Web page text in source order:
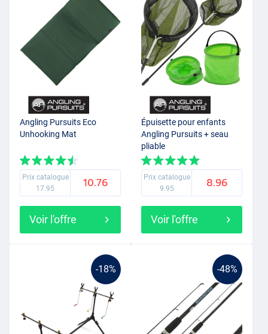
Angling Pursuits Eco
Unhooking Mat
Prix catalogue
17.95
10.76
Voir l'offre
Épuisette pour enfants
Angling Pursuits + seau
pliable
Prix catalogue
9.95
8.96
Voir l'offre
-18% -48%